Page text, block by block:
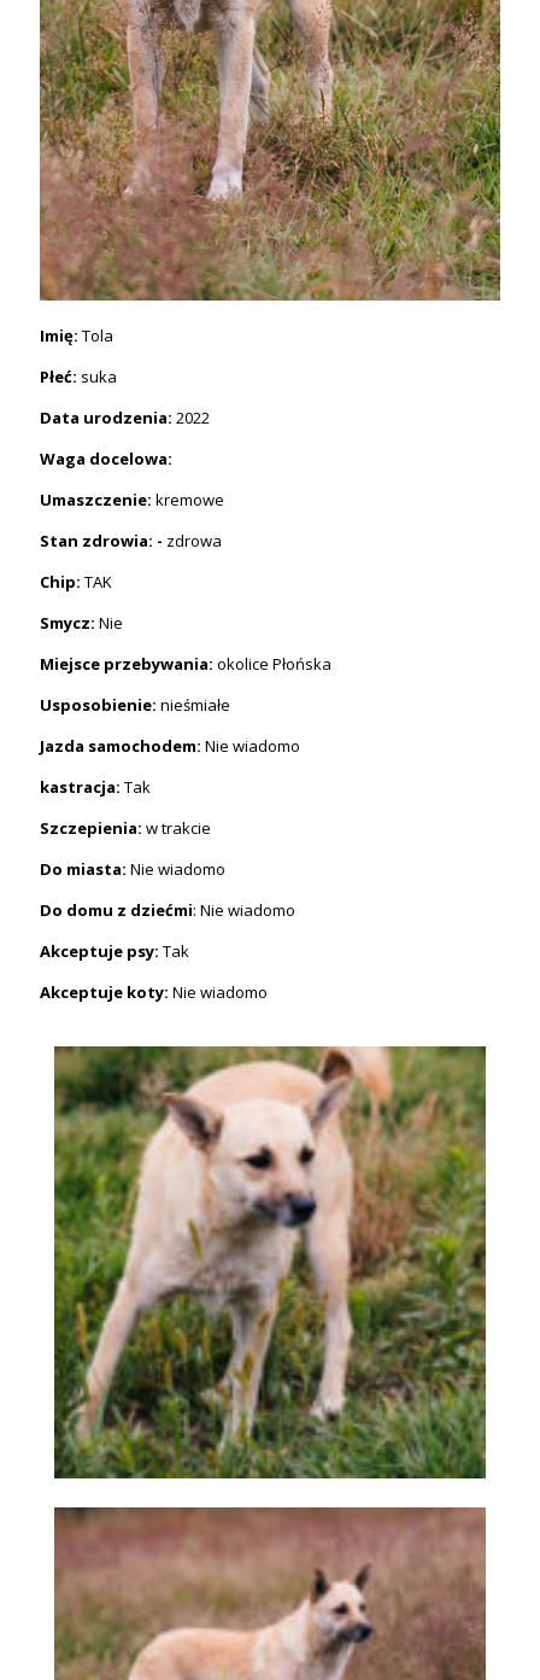
Imię: Tola
Płeć: suka
Data urodzenia: 2022
Waga docelowa:
Umaszczenie: kremowe
Stan zdrowia: - zdrowa
Chip: TAK
Smycz: Nie
Miejsce przebywania: okolice Płońska
Usposobienie: nieśmiałe
Jazda samochodem: Nie wiadomo
kastracja: Tak
Szczepienia: w trakcie
Do miasta: Nie wiadomo
Do domu z dziećmi: Nie wiadomo
Akceptuje psy: Tak
Akceptuje koty: Nie wiadomo